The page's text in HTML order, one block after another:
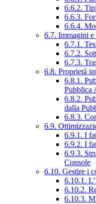
6.6.2.
6.6.3.
6.6.4.
6.7. Immagini e
6.7.1.
6.7.2.
6.7.3.
6.8. Proprietà
6.8.1.
Pubblica
6.8.2.
dalla
6.8.3.
6.9.
6.9.1. I
6.9.2. I
6.9.3.
Console
6.10. Gestire i
6.10.1.
6.10.2.
6.10.3.